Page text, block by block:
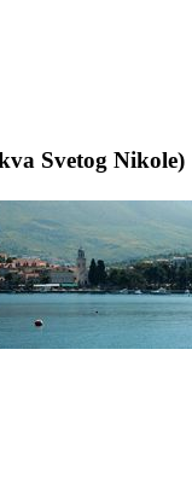
Svetog Nikole)